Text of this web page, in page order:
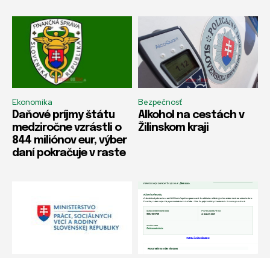
Ekonomika
Daňové príjmy štátu
medziročne vzrástli o
844 miliónov eur, výber
daní pokračuje v raste
Bezpečnosť
Alkohol na cestách v
Žilinskom kraji